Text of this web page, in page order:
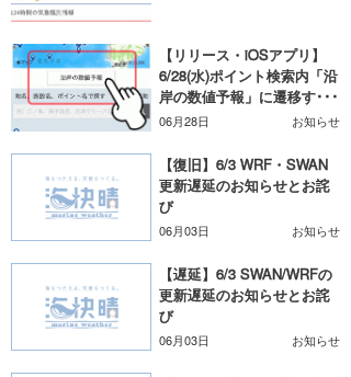
【リリース・iOSアプリ】
6/28(水)ポイント検索内「沿
岸の数値予報」に遷移す･･･
06月28日 お知らせ
【復旧】6/3 WRF・SWAN
更新遅延のお知らせとお詫
び
06月03日 お知らせ
【遅延】6/3 SWAN/WRFの
更新遅延のお知らせとお詫
び
06月03日 お知らせ